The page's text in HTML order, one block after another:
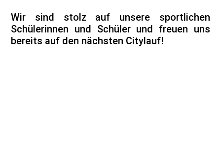
Wir sind stolz auf unsere sportlichen
Schülerinnen und Schüler und freuen uns
bereits auf den nächsten Citylauf!